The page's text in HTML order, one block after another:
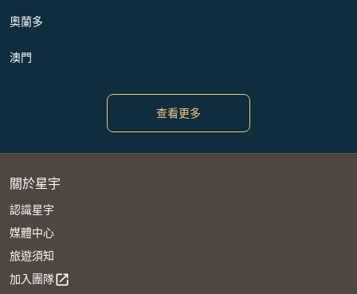
奧蘭多
澳門
查看更多
關於星宇
認識星宇
媒體中心
旅遊須知
加入團隊open_in_new